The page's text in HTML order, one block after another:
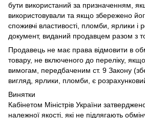
бути використаний за призначенням,
використовували та якщо збережено
споживчі властивості, пломби, ярлики і
документ, виданий продавцем разом з
Продавець не має права відмовити в
товару, не включеного до переліку, якщо
вимогам, передбаченим ст. 9 Закону
вигляд, ярлики, пломби, є
Винятки
Кабінетом Міністрів України
належної якості, які не підлягають